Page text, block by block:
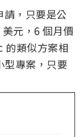
，只要是公
元，6 個月價
的類似方案相
專案，只要